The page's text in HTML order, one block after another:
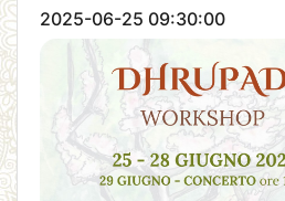
2025-06-25 09:30:00